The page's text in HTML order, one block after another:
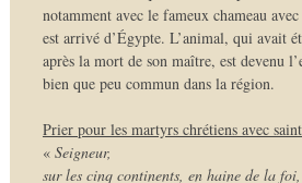
notamment avec le fameux chameau
est arrivé d’Égypte. L’animal, qui avait
après la mort de son maître, est devenu
bien que peu commun dans la région.
Prier pour les martyrs chrétiens avec
« Seigneur,
sur les cinq continents, en haine de la